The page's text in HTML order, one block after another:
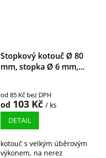
Stopkový kotouč Ø 80
mm, stopka Ø 6 mm,
od 85 Kč bez DPH
od 103 Kč / ks
DETAIL
kotouč s velkým úběrovým
výkonem, na nerez